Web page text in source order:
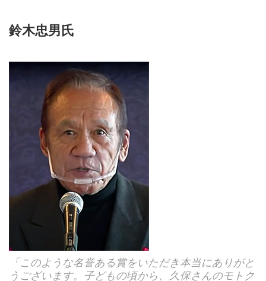
鈴木忠男氏
「このような名誉ある賞をいただき本当にありがと
うございます。子どもの頃から、久保さんのモトク